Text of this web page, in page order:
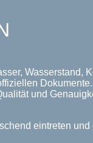
Wasserstand,
Dokumente.
und
eintreten